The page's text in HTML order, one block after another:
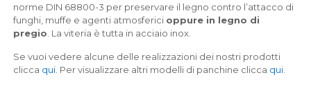
norme DIN 68800-3 per preservare il legno contro l’attacco di
funghi, muffe e agenti atmosferici oppure in legno di
pregio . La viteria è tutta in acciaio inox.
Se vuoi vedere alcune delle realizzazioni dei nostri prodotti
clicca qui . Per visualizzare altri modelli di panchine clicca qui